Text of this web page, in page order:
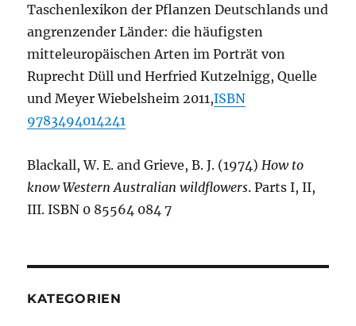
Taschenlexikon der Pflanzen Deutschlands und
angrenzender Länder: die häufigsten
mitteleuropäischen Arten im Porträt von
Ruprecht Düll und Herfried Kutzelnigg, Quelle
und Meyer Wiebelsheim 2011,ISBN
9783494014241
Blackall, W. E. and Grieve, B. J. (1974) How to
know Western Australian wildflowers. Parts I, II,
III. ISBN 0 85564 084 7
KATEGORIEN